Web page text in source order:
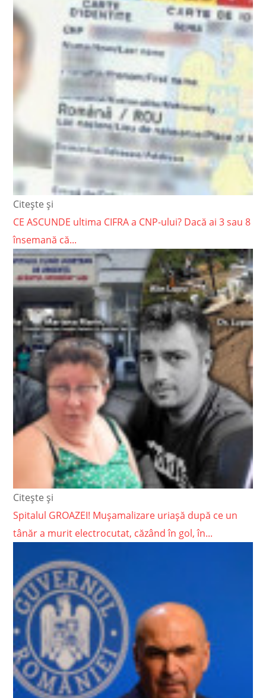
Citește și
CE ASCUNDE ultima CIFRA a CNP-ului? Dacă ai 3 sau 8
însemană că...
Citește și
Spitalul GROAZEI! Mușamalizare uriașă după ce un
tânăr a murit electrocutat, căzând în gol, în...